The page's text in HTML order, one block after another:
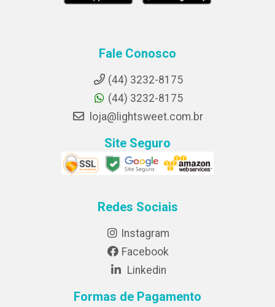
Fale Conosco
(44) 3232-8175
(44) 3232-8175
loja@lightsweet.com.br
Site Seguro
Redes Sociais
Instagram
Facebook
Linkedin
Formas de Pagamento